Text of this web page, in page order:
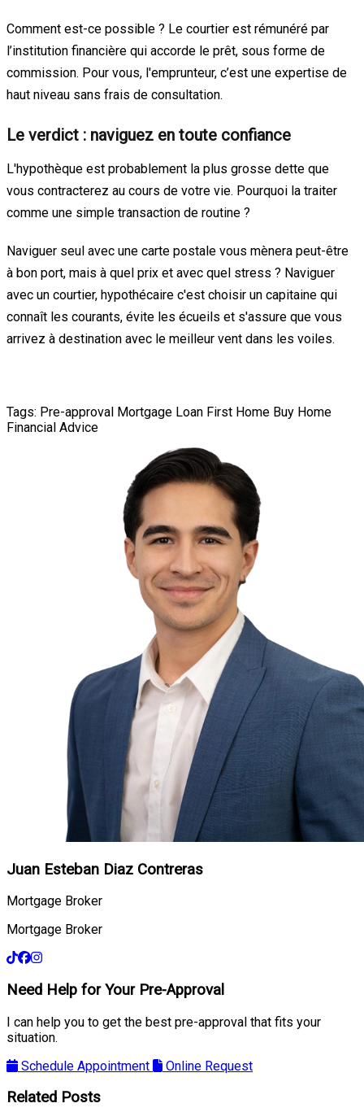
Comment est-ce possible ? Le courtier est rémunéré par
l’institution financière qui accorde le prêt, sous forme de
commission. Pour vous, l'emprunteur, c’est une expertise de
haut niveau sans frais de consultation.
Le verdict : naviguez en toute confiance
L'hypothèque est probablement la plus grosse dette que
vous contracterez au cours de votre vie. Pourquoi la traiter
comme une simple transaction de routine ?
Naviguer seul avec une carte postale vous mènera peut-être
à bon port, mais à quel prix et avec quel stress ? Naviguer
avec un courtier, hypothécaire c'est choisir un capitaine qui
connaît les courants, évite les écueils et s'assure que vous
arrivez à destination avec le meilleur vent dans les voiles.
Tags: Pre-approval Mortgage Loan First Home Buy Home
Financial Advice
Juan Esteban Diaz Contreras
Mortgage Broker
Mortgage Broker
Need Help for Your Pre-Approval
I can help you to get the best pre-approval that fits your
situation.
Schedule Appointment
Online Request
Related Posts